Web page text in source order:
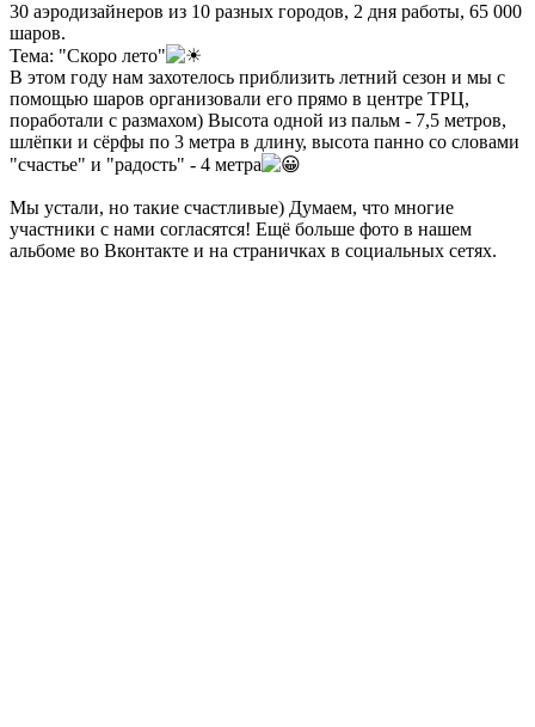
30 аэродизайнеров из 10 разных городов, 2 дня работы, 65 000
шаров.
Тема: "Скоро лето"
В этом году нам захотелось приблизить летний сезон и мы с
помощью шаров организовали его прямо в центре ТРЦ,
поработали с размахом) Высота одной из пальм - 7,5 метров,
шлёпки и сёрфы по 3 метра в длину, высота панно со словами
"счастье" и "радость" - 4 метра
Мы устали, но такие счастливые) Думаем, что многие
участники с нами согласятся! Ещё больше фото в нашем
альбоме во Вконтакте и на страничках в социальных сетях.